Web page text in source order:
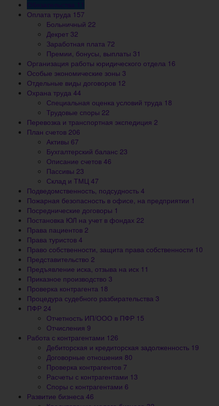
Оплата труда 157
Больничный 22
Декрет 32
Заработная плата 72
Премии, бонусы, выплаты 31
Организация работы юридического отдела 16
Особые экономические зоны 3
Отдельные виды договоров 12
Охрана труда 44
Специальная оценка условий труда 18
Трудовые споры 22
Перевозка и транспортная экспедиция 2
План счетов 206
Активы 67
Бухгалтерский баланс 23
Описание счетов 46
Пассивы 23
Склад и ТМЦ 47
Подведомственность, подсудность 4
Пожарная безопасность в офисе, на предприятии 1
Посреднические договоры 1
Постановка ЮЛ на учет в фондах 22
Права пациентов 2
Права туристов 4
Право собственности, защита права собственности 10
Представительство 2
Предъявление иска, отзыва на иск 11
Приказное производство 3
Проверка контрагента 18
Процедура судебного разбирательства 3
ПФР 24
Отчетность ИП/ООО в ПФР 15
Отчисления 9
Работа с контрагентами 126
Дебиторская и кредиторская задолженность 19
Договорные отношения 80
Проверка контрагентов 7
Расчеты с контрагентами 13
Споры с контрагентами 6
Развитие бизнеса 46